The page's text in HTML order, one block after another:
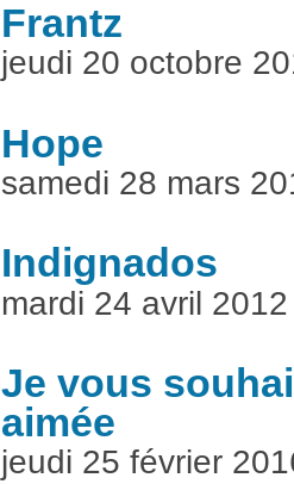
Frantz
jeudi 20 octobre
Hope
samedi 28 mars
Indignados
mardi 24 avril
Je vous
aimée
jeudi 25 février